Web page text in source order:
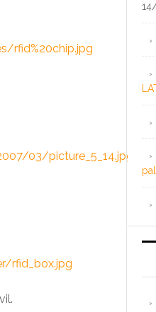
rfid%20chip.jpg
03/picture_5_14.jpg
rfid_box.jpg